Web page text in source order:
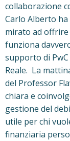
collaborazione
Carlo Alberto ha
mirato ad
funziona
supporto di
Reale. La
del Professor
chiara e
gestione del
utile per chi
finanziaria